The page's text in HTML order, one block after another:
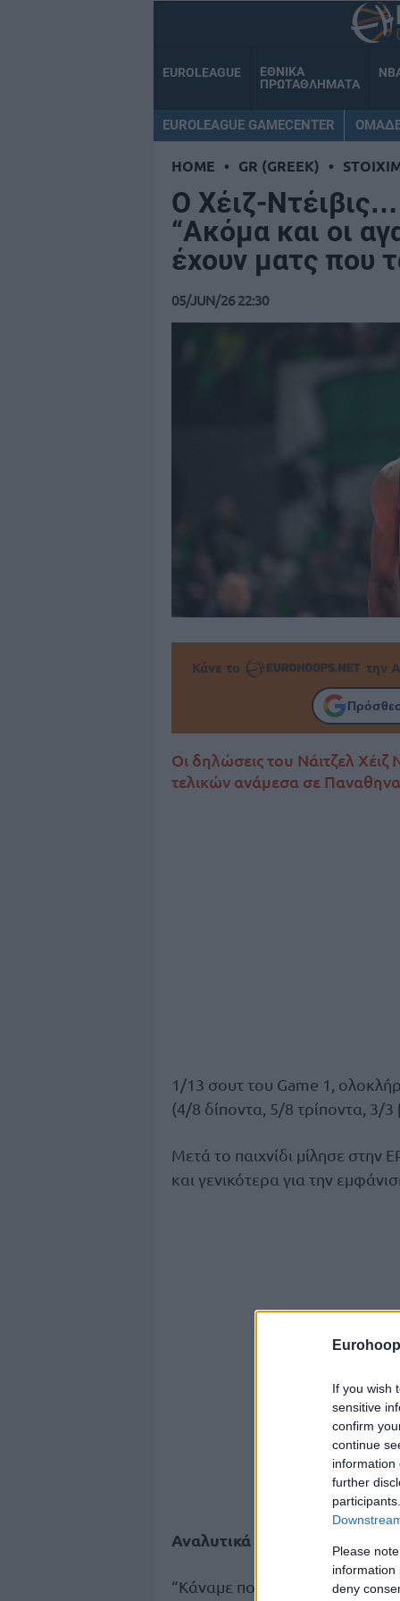
If you wish
sensitive
confirm
continue
information
further
Please
information
deny
EUROLEAGUE
ΕΘΝΙΚΑ
ΠΡΩΤΑΘΛΗΜΑΤΑ
EUROLEAGUE GAMECENTER
HOME • GR (GREEK) •
Ο Χέιζ-
“Ακόμα και οι
έχουν ματς που
05/JUN/26 22:30
Κάνε το την
Οι δηλώσεις του Νάιτζελ Χέιζ
τελικών ανάμεσα σε
1/13 σουτ του Game 1,
(4/8 δίποντα, 5/8 τρίποντα, 3/3
Μετά το παιχνίδι μίλησε στην
και γενικότερα για την
Αναλυτικά είπε:
“Κάναμε πολύ καλύτερη